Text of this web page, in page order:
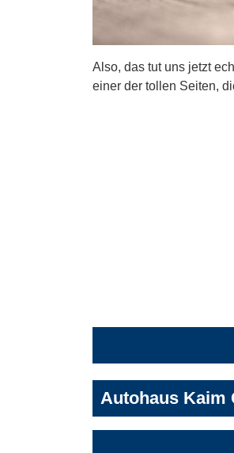
Also, das tut uns jetzt
einer der tollen Seiten,
Autohaus Kaim